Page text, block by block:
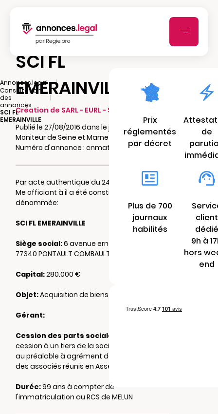
Annonces.legal
|
Consultation
des
annonces
|
SCI FL
EMERAINVILLE
SCI FL
EMERAINVILLE
Création de SARL - EURL - SCI - SCA - SCCV
Publié le 27/08/2016 dans le journal Le
Moniteur de Seine et Marne
Numéro d'annonce : cnmathcv40
Par acte authentique du 24/08/2016 reçu par
Me officiant à il a été constitué une
dénommée:
SCI FL EMERAINVILLE
Siège social:6 avenue ernest chebroux
77340 PONTAULT COMBAULT
Capital:280.000 €
Objet:Acquisition de biens immobiliers
Gérant:
Cession des parts sociales :
cession à un tiers de la société est soumise
au préalable à agrément de la collectivité
des associés réunis en Assemblée Générale.
Durée:99 ans à compter de
l'immatriculation au RCS de MELUN
Prix
réglementés
par décret
de
Plus de 700
journaux
habilités
client
dédié
9h à
hors
end